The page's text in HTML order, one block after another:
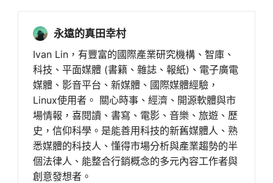
永遠的真田幸村
Ivan Lin，有豐富的國際產業研究機構、智庫、
科技、平面媒體 (書籍、雜誌、報紙)、電子廣電
媒體、影音平台、新媒體、國際媒體經驗，
Linux使用者。 關心時事、經濟、開源軟體與市
場情報，喜閱讀、書寫、電影、音樂、旅遊、歷
史，信仰科學。是能善用科技的新舊媒體人、熟
悉媒體的科技人、懂得市場分析與產業趨勢的半
個法律人、能整合行銷概念的多元內容工作者與
創意發想者。